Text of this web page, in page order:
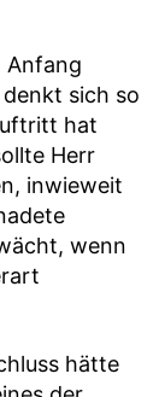
Anfang
sich so
hat
Herr
inwieweit
wenn
hätte